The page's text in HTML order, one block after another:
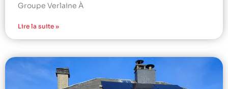
Groupe Verlaine À
Lire la suite »